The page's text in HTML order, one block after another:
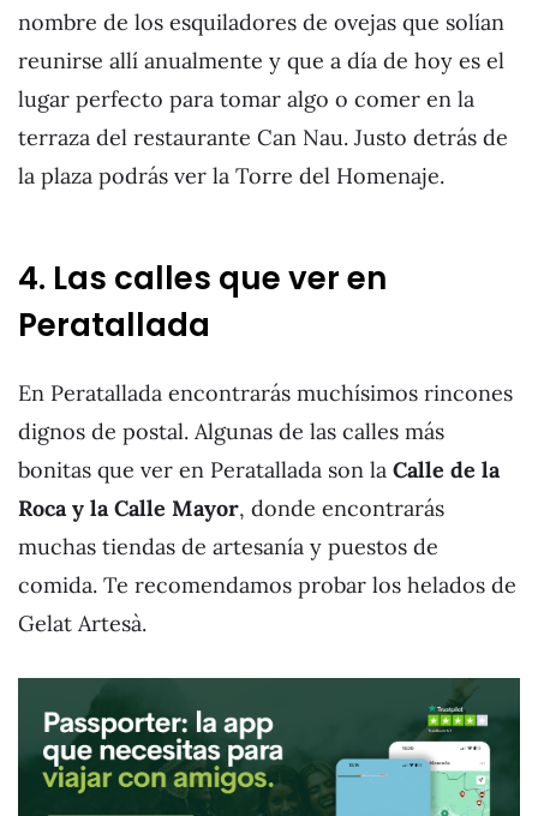
nombre de los esquiladores de ovejas que solían
reunirse allí anualmente y que a día de hoy es el
lugar perfecto para tomar algo o comer en la
terraza del restaurante Can Nau. Justo detrás de
la plaza podrás ver la Torre del Homenaje.
4. Las calles que ver en
Peratallada
En Peratallada encontrarás muchísimos rincones
dignos de postal. Algunas de las calles más
bonitas que ver en Peratallada son la Calle de la
Roca y la Calle Mayor, donde encontrarás
muchas tiendas de artesanía y puestos de
comida. Te recomendamos probar los helados de
Gelat Artesà.